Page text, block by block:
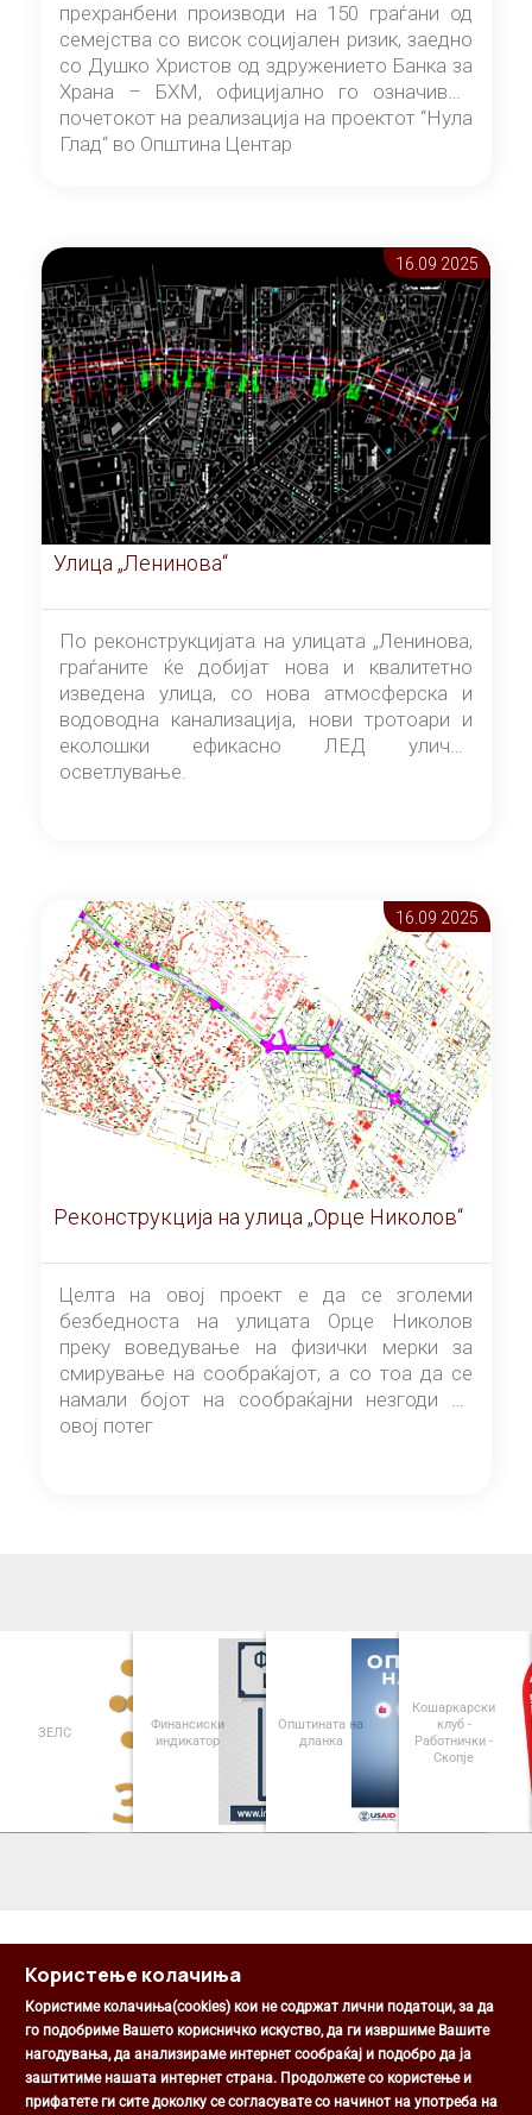
прехранбени производи на 150 граѓани од
семејства со висок социјален ризик, заедно
со Душко Христов од здружението Банка за
Храна – БХМ, официјално го означивме
почетокот на реализација на проектот “Нула
Глад“ во Општина Центар
16.09 2025
Улица „Ленинова“
По реконструкцијата на улицата „Ленинова,
граѓаните ќе добијат нова и квалитетно
изведена улица, со нова атмосферска и
водоводна канализација, нови тротоари и
еколошки ефикасно ЛЕД улично
осветлување.
16.09 2025
Реконструкција на улица „Орце Николов“
Целта на овој проект е да се зголеми
безбедноста на улицата Орце Николов
преку воведување на физички мерки за
смирување на сообраќајот, а со тоа да се
намали бојот на сообраќајни незгоди на
овој потег
ЗЕЛС
Финансиски
индикатор
Општината на
дланка
Кошаркарски
клуб -
Работнички -
Скопје
Општина Центар
Михаил Цоков бр. 1, Скопје
Користење колачиња
Користиме колачиња(cookies) кои не содржат лични податоци, за да
го подобриме Вашето корисничко искуство, да ги извршиме Вашите
нагодувања, да анализираме интернет сообраќај и подобро да ја
заштитиме нашата интернет страна. Продолжете со користење и
прифатете ги сите доколку се согласувате со начинот на употреба на